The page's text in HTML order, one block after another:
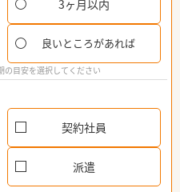
3ヶ月以内
良いところがあれば
の目安を選択してください
契約社員
派遣